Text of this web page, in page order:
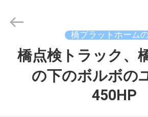
2013
PURPOSE
VEHICLE
橋プラットホーム
橋点検トラック、
の下のボルボの
450HP